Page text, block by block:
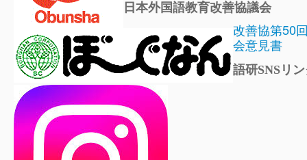
日本外国語教育改善協議会
改善協第50
会意見書
語研SNSリ